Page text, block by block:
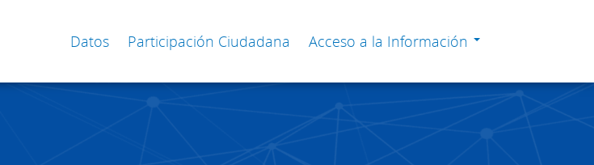
Datos Participación Ciudadana Acceso a la Información